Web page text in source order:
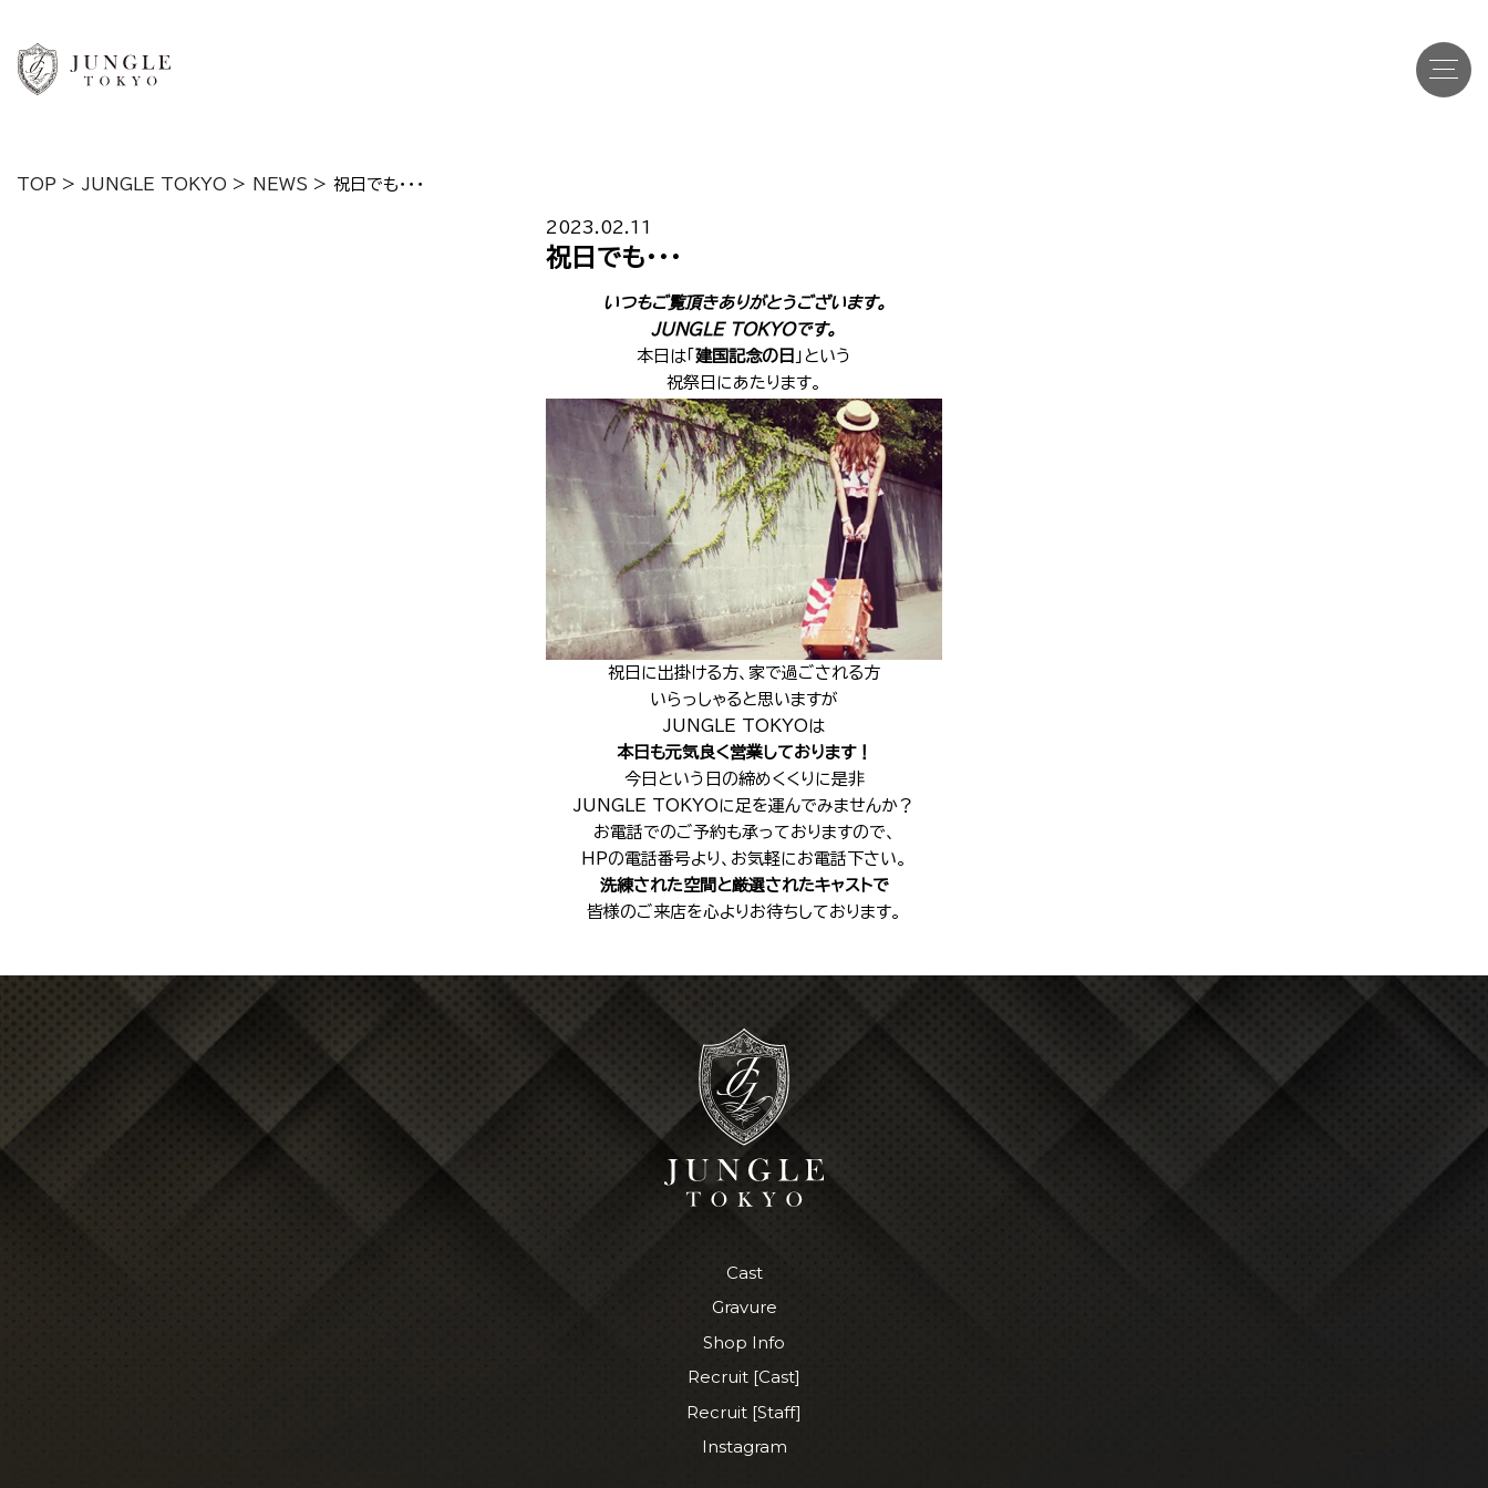
Gravure グラビア
Recruit Cast
Recruit Staff スタッフ求人
Shop Info 店舗一覧
J-Tokyo Entertainment プロダクション事業
TOP > JUNGLE TOKYO > NEWS > 祝日でも・・・
2023.02.11
祝日でも・・・
いつもご覧頂きありがとうございます。
JUNGLE TOKYOです。
本日は「 建国記念の日 」という
祝祭日にあたります。
祝日に出掛ける方、家で過ごされる方
いらっしゃると思いますが
JUNGLE TOKYOは
本日も元気良く営業しております！
今日という日の締めくくりに是非
JUNGLE TOKYOに足を運んでみませんか？
お電話でのご予約も承っておりますので、
HPの電話番号より、お気軽にお電話下さい。
洗練された空間と厳選されたキャストで
皆様のご来店を心よりお待ちしております。
Cast
Gravure
Shop Info
Recruit [Cast]
Recruit [Staff]
Instagram